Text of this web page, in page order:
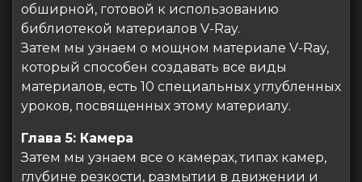
обширной, готовой к использованию
библиотекой материалов V-Ray.
Затем мы узнаем о мощном материале V-Ray,
который способен создавать все виды
материалов, есть 10 специальных углубленных
уроков, посвященных этому материалу.
Глава 5: Камера
Затем мы узнаем все о камерах, типах камер,
глубине резкости, размытии в движении и